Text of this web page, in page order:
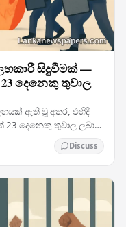
සිදුවීමක් —
දෙනෙකු තුවාල
ඇති වූ අතර, එහිදී
දෙනෙකු තුවාල ලබා
Discuss